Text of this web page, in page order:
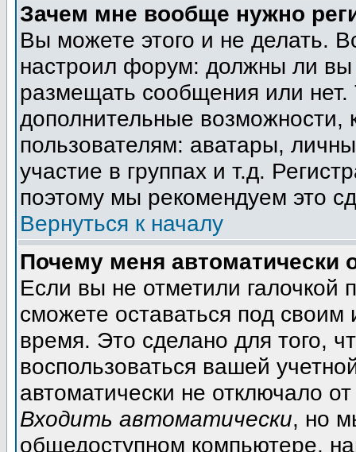
Зачем мне вообще нужно
Вы можете этого и не делать.
настроил форум: должны ли вы
размещать сообщения или
дополнительные
пользователям: аватары,
участие в группах и т.д.
поэтому мы рекомендуем это
Вернуться к началу
Почему меня автоматически
Если вы не отметили галочкой
сможете оставаться под
время. Это сделано для того,
воспользоваться вашей
автоматически не отключало
Входить автоматически, но
общедоступном компьютере,